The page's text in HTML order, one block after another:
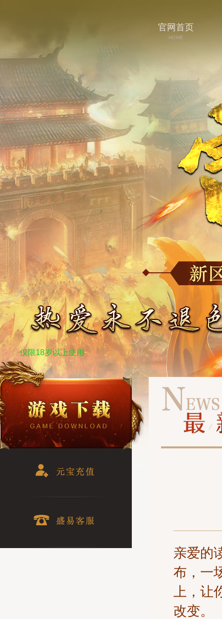
官网首页
HOME
仅限18岁以上使用
亲爱的
布，一
上，让
改变。